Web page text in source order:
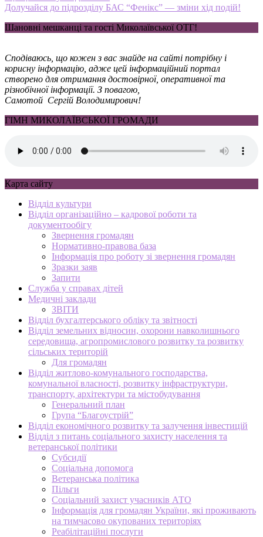
Долучайся до підрозділу БАС “Фенікс” — зміни хід подій!
Шановні мешканці та гості Миколаївської ОТГ!
Сподіваюсь, що кожен з вас знайде на сайті потрібну і
корисну інформацію, адже цей інформаційний портал
створено для отримання достовірної, оперативної та
різнобічної інформації. З повагою,
Самотой Сергій Володимирович!
ГІМН МИКОЛАЇВСЬКОЇ ГРОМАДИ
Карта сайту
Відділ культури
Відділ організаційно – кадрової роботи та
документообігу
Звернення громадян
Нормативно-правова база
Інформація про роботу зі звернення громадян
Зразки заяв
Запити
Служба у справах дітей
Медичні заклади
ЗВІТИ
Відділ бухгалтерського обліку та звітності
Відділ земельних відносин, охорони навколишнього
середовища, агропромислового розвитку та розвитку
сільських територій
Для громадян
Відділ житлово-комунального господарства,
комунальної власності, розвитку інфраструктури,
транспорту, архітектури та містобудування
Генеральний план
Група “Благоустрій”
Відділ економічного розвитку та залучення інвестицій
Відділ з питань соціального захисту населення та
ветеранської політики
Субсидії
Соціальна допомога
Ветеранська політика
Пільги
Соціальний захист учасників АТО
Інформація для громадян України, які проживають
на тимчасово окупованих територіях
Реабілітаційні послуги